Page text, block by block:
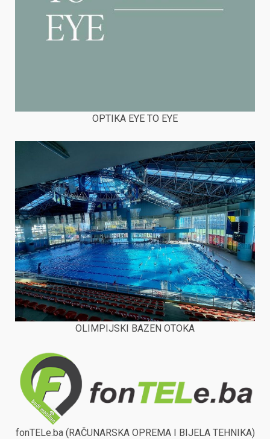
OPTIKA EYE TO EYE
OLIMPIJSKI BAZEN OTOKA
fonTELe.ba (RAČUNARSKA OPREMA I BIJELA TEHNIKA)